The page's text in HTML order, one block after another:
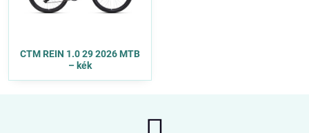
CTM REIN 1.0 29 2026 MTB
– kék